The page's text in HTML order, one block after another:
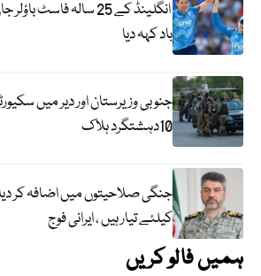
انگلینڈ کے 25 سالہ
باد کہہ دیا
جنوبی وزیرستان اور دیر میں
10دہشتگرد ہلاک
جنگی صلاحیتوں میں اضافہ کر
کیلئے تیار ہیں ، ایرانی فوج
ہمیں فالو کریں